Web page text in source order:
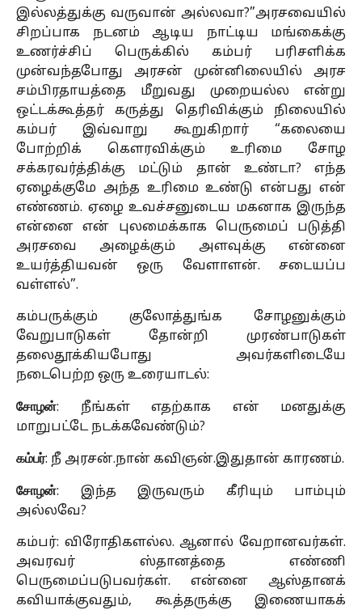
இல்லத்துக்கு வருவான் அல்லவா?”அரசவையில்
சிறப்பாக நடனம் ஆடிய நாட்டிய மங்கைக்கு
உணர்ச்சிப் பெருக்கில் கம்பர் பரிசளிக்க
முன்வந்தபோது அரசன் முன்னிலையில் அரச
சம்பிரதாயத்தை மீறுவது முறையல்ல என்று
ஒட்டக்கூத்தர் கருத்து தெரிவிக்கும் நிலையில்
கம்பர் இவ்வாறு கூறுகிறார் “கலையை
போற்றிக் கெளரவிக்கும் உரிமை சோழ
சக்கரவர்த்திக்கு மட்டும் தான் உண்டா? எந்த
ஏழைக்குமே அந்த உரிமை உண்டு என்பது என்
எண்ணம். ஏழை உவச்சனுடைய மகனாக இருந்த
என்னை என் புலமைக்காக பெருமைப் படுத்தி
அரசவை அழைக்கும் அளவுக்கு என்னை
உயர்த்தியவன் ஒரு வேளாளன். சடையப்ப
வள்ளல்”.
கம்பருக்கும் குலோத்துங்க சோழனுக்கும்
வேறுபாடுகள் தோன்றி முரண்பாடுகள்
தலைதூக்கியபோது அவர்களிடையே
நடைபெற்ற ஒரு உரையாடல்:
சோழன்: நீங்கள் எதற்காக என் மனதுக்கு
மாறுபட்டே நடக்கவேண்டும்?
கம்பர்: நீ அரசன்.நான் கவிஞன்.இதுதான் காரணம்.
சோழன்: இந்த இருவரும் கீரியும் பாம்பும்
அல்லவே?
கம்பர்: விரோதிகளல்ல. ஆனால் வேறானவர்கள்.
அவரவர் ஸ்தானத்தை எண்ணி
பெருமைப்படுபவர்கள். என்னை ஆஸ்தானக்
கவியாக்குவதும், கூத்தருக்கு இணையாகக்